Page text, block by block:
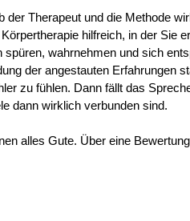
der Therapeut und die Methode
hilfreich, in der Sie
spüren, wahrnehmen und sich
der angestauten Erfahrungen
zu fühlen. Dann fällt das
dann wirklich verbunden sind.
alles Gute. Über eine